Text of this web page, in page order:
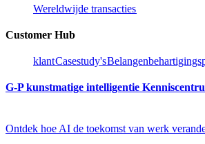
Wereldwijde transacties​​
Customer Hub​​
klant​​Casestudy's​​
G-P kunstmatige intelligentie
Ontdek hoe AI de toekomst van werk